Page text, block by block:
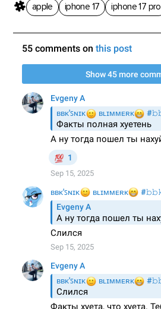
apple iphone 17 iphone 17 pro